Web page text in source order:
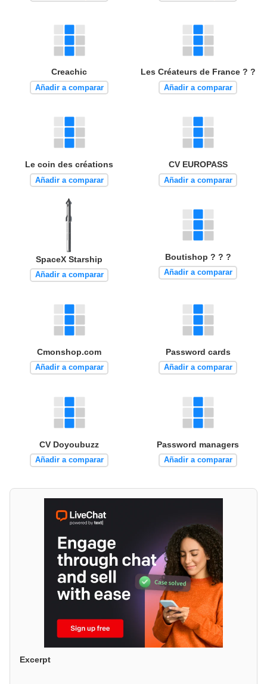
Creachic
Añadir a comparar
Les Créateurs de France ? ?
Añadir a comparar
Le coin des créations
Añadir a comparar
CV EUROPASS
Añadir a comparar
SpaceX Starship
Añadir a comparar
Boutishop ? ? ?
Añadir a comparar
Cmonshop.com
Añadir a comparar
Password cards
Añadir a comparar
CV Doyoubuzz
Añadir a comparar
Password managers
Añadir a comparar
Excerpt